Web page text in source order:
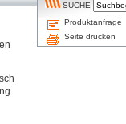
SUCHE
Produktanfrage
Seite drucken